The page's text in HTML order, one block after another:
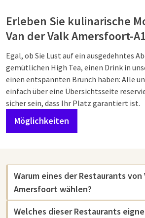
Erleben Sie kulinarische
Van der Valk Amersfoort-A1
Egal, ob Sie Lust auf ein ausgedehntes
gemütlichen High Tea, einen Drink in
einen entspannten Brunch haben: Alle
einfach über eine Übersichtsseite
sicher sein, dass Ihr Platz garantiert ist.
Möglichkeiten
Warum eines der Restaurants von
Amersfoort wählen?
Welches dieser Restaurants